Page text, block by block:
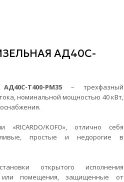
АД40С-
АД40С-Т400-РМ35 – трехфазный
номинальной мощностью 40 кВт,
«RICARDO/KOFO», отлично себя
простые и недорогие в
открытого исполнения
или помещения, защищенные от